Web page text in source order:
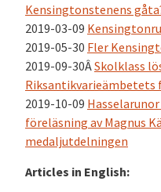
Kensingtonstenens
2019-03-09
2019-05-30 Fler
2019-09-30ÂSkolklass
2019-10-09
föreläsning av Magnus
medaljutdelningen
Articles in English: